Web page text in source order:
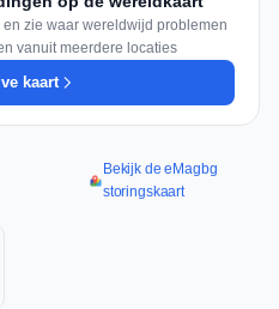
zie waar wereldwijd problemen
vanuit meerdere locaties
kaart
Bekijk de eMagbg
storingskaart